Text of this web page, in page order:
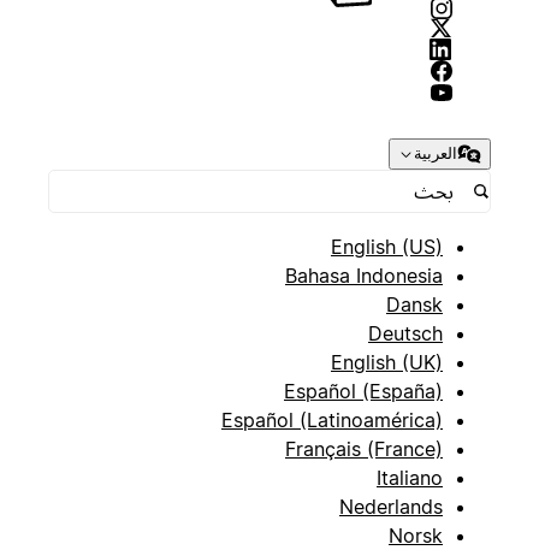
العربية
English (US)
Bahasa Indonesia
Dansk
Deutsch
English (UK)
Español (España)
Español (Latinoamérica)
Français (France)
Italiano
Nederlands
Norsk